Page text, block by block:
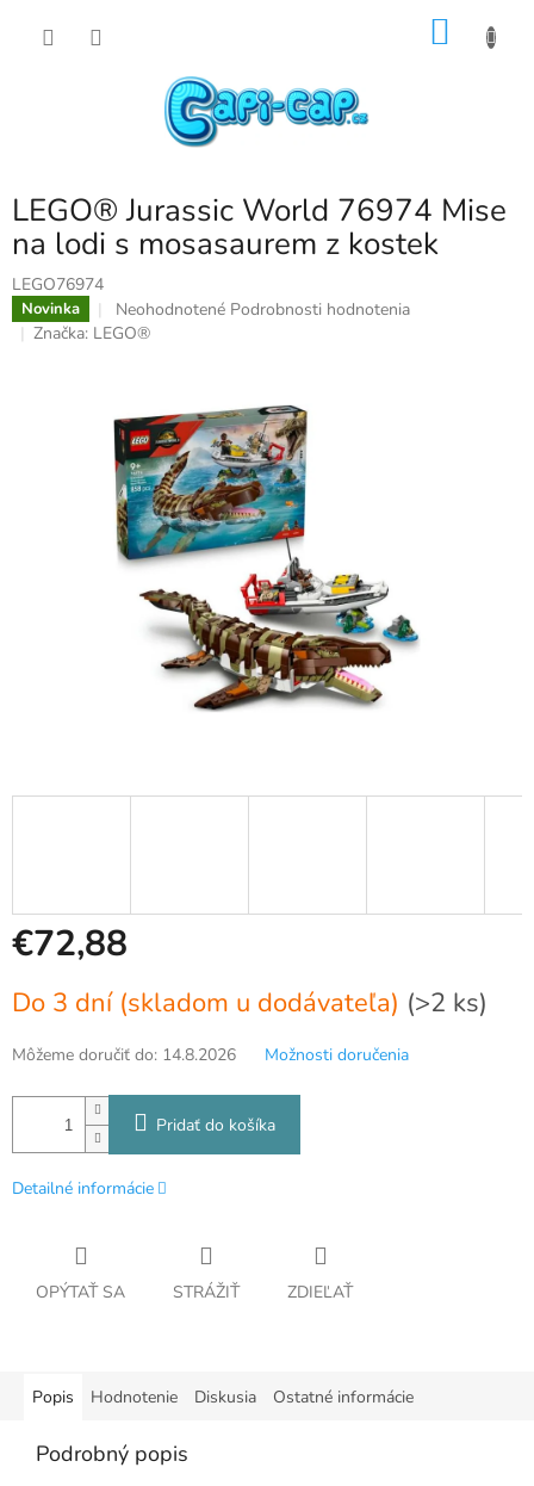
LEGO® Jurassic World 76974 Mise
na lodi s mosasaurem z kostek
LEGO76974
Novinka
Priemerné
hodnotenie
z
5
hviezdičiek.
Neohodnotené Podrobnosti hodnotenia
Značka: LEGO®
€72,88
cena:
Do 3 dní (skladom u dodávateľa) (>2 ks)
Môžeme doručiť do: 14.8.2026 Možnosti doručenia
Pridať do košíka
Detailné informácie
OPÝTAŤ SA STRÁŽIŤ ZDIEĽAŤ
Popis Hodnotenie Diskusia Ostatné informácie
Podrobný popis